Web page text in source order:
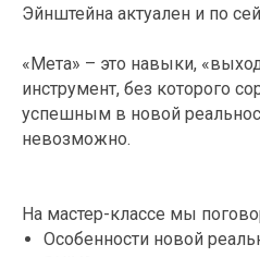
Эйнштейна актуален и по
«Мета» – это навыки,
инструмент, без которого
успешным в новой
невозможно.
На мастер-классе мы
Особенности новой